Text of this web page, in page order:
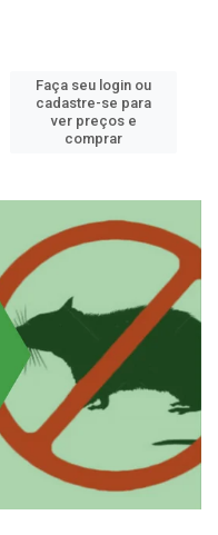
Faça seu login ou
cadastre-se para
ver preços e
comprar